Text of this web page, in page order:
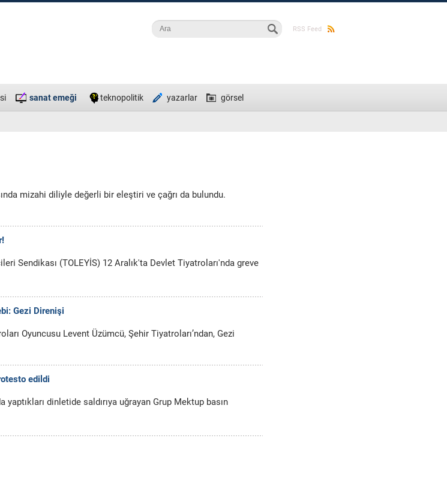
RSS Feed
Arama formu
Ara
sanat emeği teknopolitik yazarlar görsel
mizahi diliyle değerli bir eleştiri ve çağrı da bulundu.
Sendikası (TOLEYİS) 12 Aralık'ta Devlet Tiyatroları'nda greve
Gezi Direnişi
Oyuncusu Levent Üzümcü, Şehir Tiyatroları’ndan, Gezi
edildi
yaptıkları dinletide saldırıya uğrayan Grup Mektup basın